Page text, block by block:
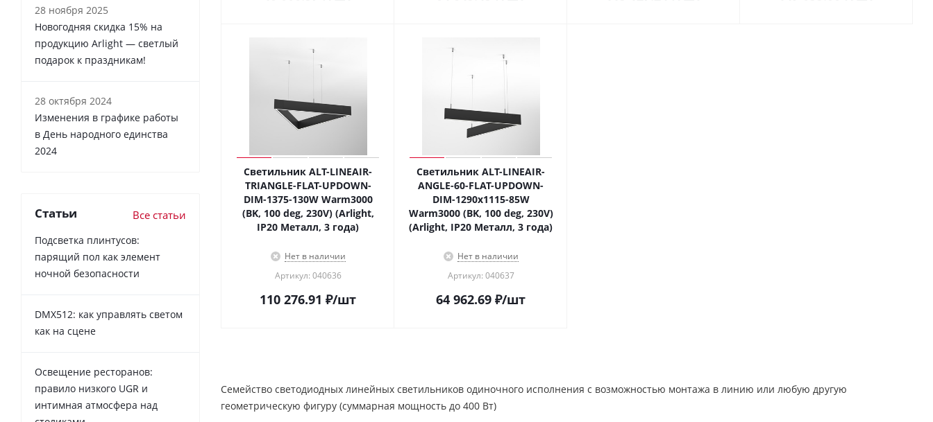
Светильник ALT-LINEAIR-
TRIANGLE-FLAT-UPDOWN-
DIM-1375-130W Warm3000
(BK, 100 deg, 230V) (Arlight,
IP20 Металл, 3 года)
Нет в наличии
Артикул: 040636
110 276.91 ₽/шт
Светильник ALT-LINEAIR-
ANGLE-60-FLAT-UPDOWN-
DIM-1290x1115-85W
Warm3000 (BK, 100 deg, 230V)
(Arlight, IP20 Металл, 3 года)
Нет в наличии
Артикул: 040637
64 962.69 ₽/шт
Cемейство светодиодных линейных светильников одиночного исполнения с возможностью монтажа в линию или любую другую
геометрическую фигуру (суммарная мощность до 400 Вт)
28 ноября 2025
Новогодняя скидка 15% на
продукцию Arlight — светлый
подарок к праздникам!
28 октября 2024
Изменения в графике работы
в День народного единства
2024
Статьи Все статьи
Подсветка плинтусов:
парящий пол как элемент
ночной безопасности
DMX512: как управлять светом
как на сцене
Освещение ресторанов:
правило низкого UGR и
интимная атмосфера над